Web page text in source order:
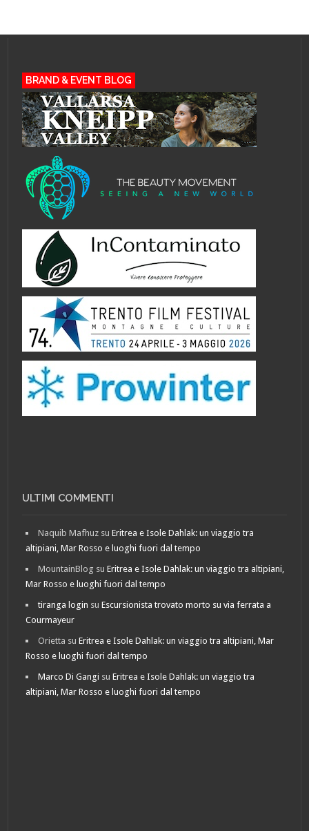
BRAND & EVENT BLOG
ULTIMI COMMENTI
Naquib Mafhuz suEritrea e Isole Dahlak: un viaggio tra
altipiani, Mar Rosso e luoghi fuori dal tempo
MountainBlog suEritrea e Isole Dahlak: un viaggio tra altipiani,
Mar Rosso e luoghi fuori dal tempo
tiranga login suEscursionista trovato morto su via ferrata a
Courmayeur
Orietta suEritrea e Isole Dahlak: un viaggio tra altipiani, Mar
Rosso e luoghi fuori dal tempo
Marco Di Gangi suEritrea e Isole Dahlak: un viaggio tra
altipiani, Mar Rosso e luoghi fuori dal tempo